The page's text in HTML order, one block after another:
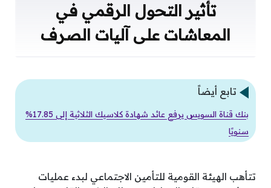
تأثير التحول الرقمي في
المعاشات على آليات الصرف
تابع أيضاً
بنك قناة السويس يرفع عائد شهادة كلاسيك الثلاثية إلى 17.85%
سنويًا
تتأهب الهيئة القومية للتأمين الاجتماعي لبدء عمليات